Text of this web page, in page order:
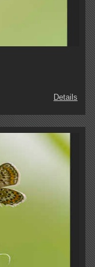
Details